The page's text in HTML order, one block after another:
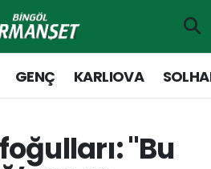
GENÇ KARLIOVA
"Bu
Haritası